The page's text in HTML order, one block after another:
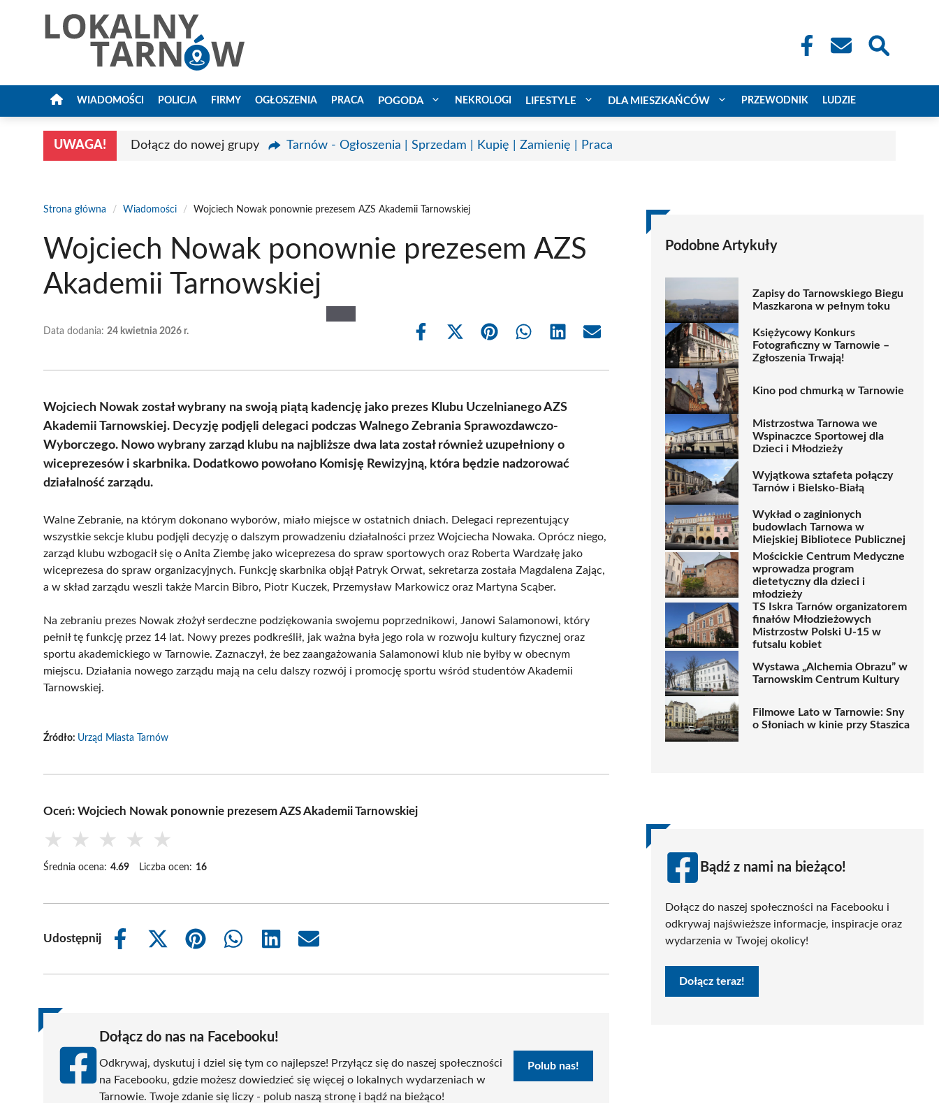
WIADOMOŚCI POLICJA FIRMY OGŁOSZENIA PRACA POGODA NEKROLOGI LIFESTYLE DLA MIESZKAŃCÓW PRZEWODNIK LUDZIE
UWAGA! Dołącz do nowej grupy Tarnów - Ogłoszenia | Sprzedam | Kupię | Zamienię | Praca
Strona główna / Wiadomości / Wojciech Nowak ponownie prezesem AZS Akademii Tarnowskiej
Wojciech Nowak ponownie prezesem AZS
Akademii Tarnowskiej
Data dodania: 24 kwietnia 2026 r.
Share
Share
(Twitter)
Share Share Share Share
Wojciech Nowak został wybrany na swoją piątą kadencję jako prezes Klubu Uczelnianego AZS
Akademii Tarnowskiej. Decyzję podjęli delegaci podczas Walnego Zebrania Sprawozdawczo-
Wyborczego. Nowo wybrany zarząd klubu na najbliższe dwa lata został również uzupełniony o
wiceprezesów i skarbnika. Dodatkowo powołano Komisję Rewizyjną, która będzie nadzorować
działalność zarządu.
Walne Zebranie, na którym dokonano wyborów, miało miejsce w ostatnich dniach. Delegaci reprezentujący
wszystkie sekcje klubu podjęli decyzję o dalszym prowadzeniu działalności przez Wojciecha Nowaka. Oprócz niego,
zarząd klubu wzbogacił się o Anita Ziembę jako wiceprezesa do spraw sportowych oraz Roberta Wardzałę jako
wiceprezesa do spraw organizacyjnych. Funkcję skarbnika objął Patryk Orwat, sekretarza została Magdalena Zając,
a w skład zarządu weszli także Marcin Bibro, Piotr Kuczek, Przemysław Markowicz oraz Martyna Scąber.
Na zebraniu prezes Nowak złożył serdeczne podziękowania swojemu poprzednikowi, Janowi Salamonowi, który
pełnił tę funkcję przez 14 lat. Nowy prezes podkreślił, jak ważna była jego rola w rozwoju kultury fizycznej oraz
sportu akademickiego w Tarnowie. Zaznaczył, że bez zaangażowania Salamonowi klub nie byłby w obecnym
miejscu. Działania nowego zarządu mają na celu dalszy rozwój i promocję sportu wśród studentów Akademii
Tarnowskiej.
Źródło: Urząd Miasta Tarnów
Oceń: Wojciech Nowak ponownie prezesem AZS Akademii Tarnowskiej
★ ★ ★ ★ ★
Średnia ocena: 4.69 Liczba ocen: 16
Udostępnij
Share
Share
(Twitter)
Share
Share
Share
Share
Dołącz do nas na Facebooku!
Odkrywaj, dyskutuj i dziel się tym co najlepsze! Przyłącz się do naszej społeczności
na Facebooku, gdzie możesz dowiedzieć się więcej o lokalnych wydarzeniach w
Tarnowie. Twoje zdanie się liczy - polub naszą stronę i bądź na bieżąco!
Polub nas!
Podobne Artykuły
Zapisy do Tarnowskiego Biegu
Maszkarona w pełnym toku
Księżycowy Konkurs
Fotograficzny w Tarnowie –
Zgłoszenia Trwają!
Kino pod chmurką w Tarnowie
Mistrzostwa Tarnowa we
Wspinaczce Sportowej dla
Dzieci i Młodzieży
Wyjątkowa sztafeta połączy
Tarnów i Bielsko-Białą
Wykład o zaginionych
budowlach Tarnowa w
Miejskiej Bibliotece Publicznej
Mościckie Centrum Medyczne
wprowadza program
dietetyczny dla dzieci i
młodzieży
TS Iskra Tarnów organizatorem
finałów Młodzieżowych
Mistrzostw Polski U-15 w
futsalu kobiet
Wystawa „Alchemia Obrazu” w
Tarnowskim Centrum Kultury
Filmowe Lato w Tarnowie: Sny
o Słoniach w kinie przy Staszica
Bądź z nami na bieżąco!
Dołącz do naszej społeczności na Facebooku i
odkrywaj najświeższe informacje, inspiracje oraz
wydarzenia w Twojej okolicy!
Dołącz teraz!